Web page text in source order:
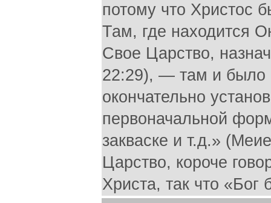
потому что Христос
Там, где находится
Свое Царство,
22:29), — там и было
окончательно
первоначальной
закваске и т.д.»
Царство, короче
Христа, так что